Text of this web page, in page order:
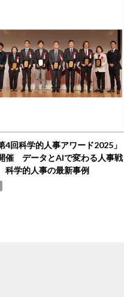
4回科学的人事アワード2025」
催 データとAIで変わる人事戦
学的人事の最新事例